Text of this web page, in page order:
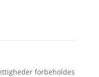
forbeholdes